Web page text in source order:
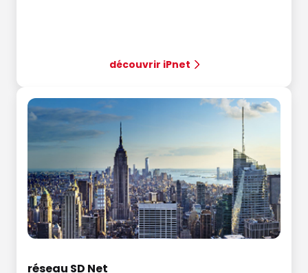
découvrir iPnet
réseau SD Net